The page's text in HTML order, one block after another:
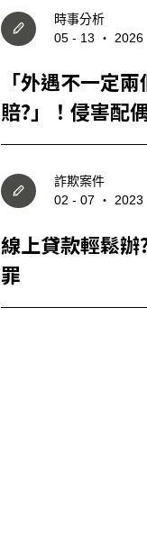
時事分析
05 - 13 ‧ 2026
「外遇不一定
賠?」！侵害配
麼認定？
詐欺案件
02 - 07 ‧ 2023
線上貸款輕鬆
罪